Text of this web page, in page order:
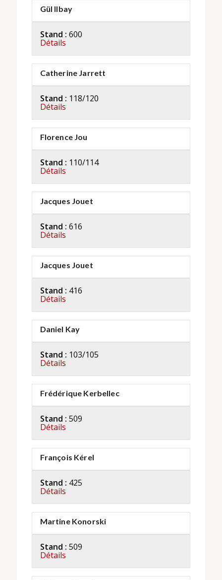
Gül Ilbay
Stand : 600
Détails
Catherine Jarrett
Stand : 118/120
Détails
Florence Jou
Stand : 110/114
Détails
Jacques Jouet
Stand : 616
Détails
Jacques Jouet
Stand : 416
Détails
Daniel Kay
Stand : 103/105
Détails
Frédérique Kerbellec
Stand : 509
Détails
François Kérel
Stand : 425
Détails
Martine Konorski
Stand : 509
Détails